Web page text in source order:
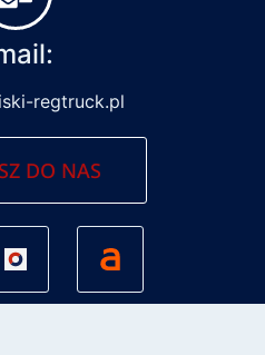
regtruck.pl
DO NAS